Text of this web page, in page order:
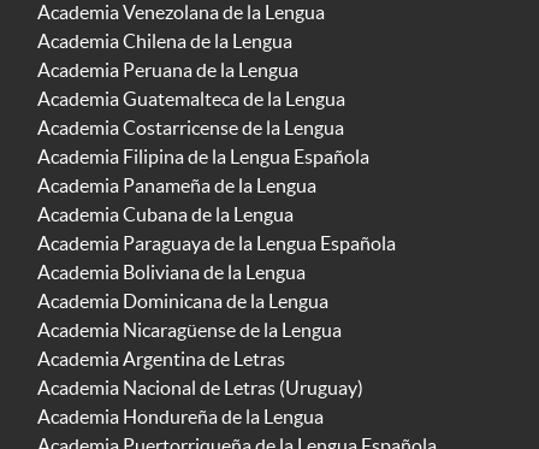
Academia Venezolana de la Lengua
Academia Chilena de la Lengua
Academia Peruana de la Lengua
Academia Guatemalteca de la Lengua
Academia Costarricense de la Lengua
Academia Filipina de la Lengua Española
Academia Panameña de la Lengua
Academia Cubana de la Lengua
Academia Paraguaya de la Lengua Española
Academia Boliviana de la Lengua
Academia Dominicana de la Lengua
Academia Nicaragüense de la Lengua
Academia Argentina de Letras
Academia Nacional de Letras (Uruguay)
Academia Hondureña de la Lengua